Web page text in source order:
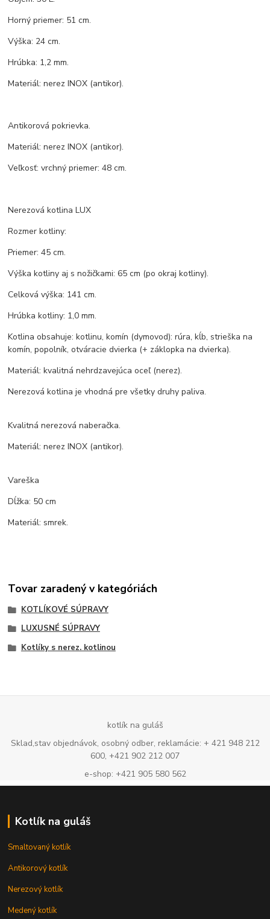
Horný priemer: 51 cm.
Výška: 24 cm.
Hrúbka: 1,2 mm.
Materiál: nerez INOX (antikor).
Antikorová pokrievka.
Materiál: nerez INOX (antikor).
Veľkosť: vrchný priemer: 48 cm.
Nerezová kotlina LUX
Rozmer kotliny:
Priemer: 45 cm.
Výška kotliny aj s nožičkami: 65 cm (po okraj kotliny).
Celková výška: 141 cm.
Hrúbka kotliny: 1,0 mm.
Kotlina obsahuje: kotlinu, komín (dymovod): rúra, kĺb, strieška na
komín, popolník, otváracie dvierka (+ záklopka na dvierka).
Materiál: kvalitná nehrdzavejúca oceľ (nerez).
Nerezová kotlina je vhodná pre všetky druhy paliva.
Kvalitná nerezová naberačka.
Materiál: nerez INOX (antikor).
Vareška
Dĺžka: 50 cm
Materiál: smrek.
Tovar zaradený v kategóriách
KOTLÍKOVÉ SÚPRAVY
LUXUSNÉ SÚPRAVY
Kotlíky s nerez. kotlinou
kotlík na guláš
Sklad,stav objednávok, osobný odber, reklamácie: + 421 948 212
600, +421 902 212 007
e-shop: +421 905 580 562
Kotlík na guláš
Smaltovaný kotlík
Antikorový kotlík
Nerezový kotlík
Medený kotlík